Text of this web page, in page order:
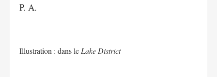
P. A.
Illustration : dans le Lake District